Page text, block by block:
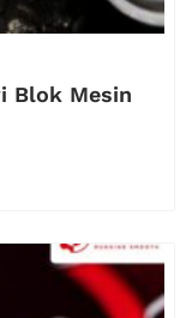
Blok Mesin